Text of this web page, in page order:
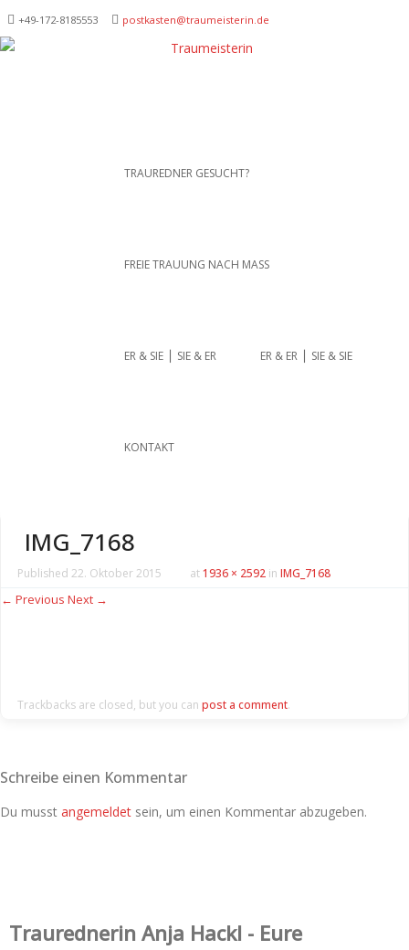
+49-172-­8185553 postkasten@traumeisterin.de
Traurednerein München,
Leidenschaft
SKIP TO CONTENT
TRAUREDNER GESUCHT?
FREIE TRAUUNG NACH MASS
ER & SIE ⎪ SIE & ER ER & ER ⎪ SIE & SIE
KONTAKT
IMG_7168
Published 22. Oktober 2015 at1936 × 2592 in IMG_7168
← Previous Next →
Trackbacks are closed, but you can post a comment.
Schreibe einen Kommentar
Du musst angemeldet sein, um einen Kommentar abzugeben.
Trauredner‌in Anja Hackl - Eure